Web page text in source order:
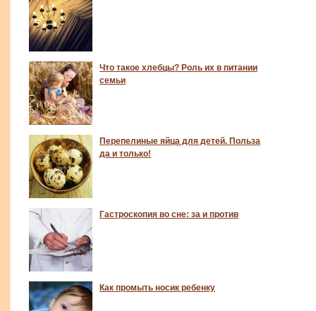
Что такое хлебцы? Роль их в питании
семьи
Перепелиные яйца для детей. Польза
да и только!
Гастроскопия во сне: за и против
Как промыть носик ребенку